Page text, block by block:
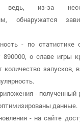
ведь, из-за
обнаружатся
- по статистике
890000, о cлаве игры
количество запусков,
- полученный
данные.
- на сайте